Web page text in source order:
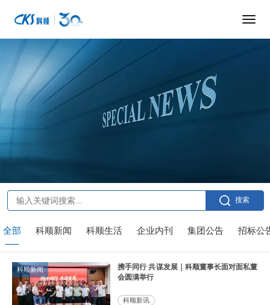
搜索
全部 科顺新闻 科顺生活 企业内刊 集团公告 招标公
科顺新闻
携手同行 共谋发展｜科顺董事长面对面私董
会圆满举行
科顺新讯